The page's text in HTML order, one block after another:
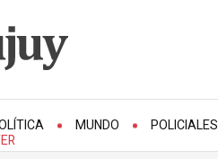
MUNDO
POLICIALES